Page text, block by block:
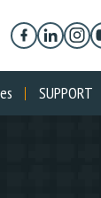
SUPPORT